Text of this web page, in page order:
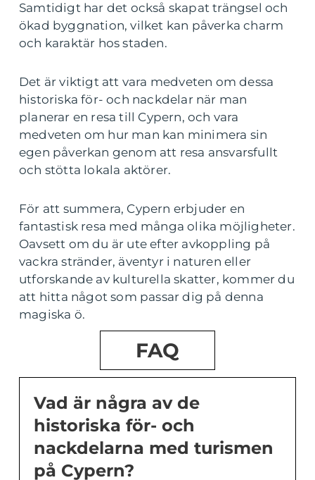
Samtidigt har det också skapat trängsel och
ökad byggnation, vilket kan påverka charm
och karaktär hos staden.
Det är viktigt att vara medveten om dessa
historiska för- och nackdelar när man
planerar en resa till Cypern, och vara
medveten om hur man kan minimera sin
egen påverkan genom att resa ansvarsfullt
och stötta lokala aktörer.
För att summera, Cypern erbjuder en
fantastisk resa med många olika möjligheter.
Oavsett om du är ute efter avkoppling på
vackra stränder, äventyr i naturen eller
utforskande av kulturella skatter, kommer du
att hitta något som passar dig på denna
magiska ö.
FAQ
Vad är några av de
historiska för- och
nackdelarna med turismen
på Cypern?